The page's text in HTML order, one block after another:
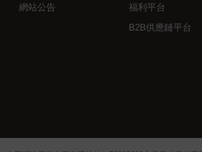
網站公告
福利平台
B2B供應鏈平台